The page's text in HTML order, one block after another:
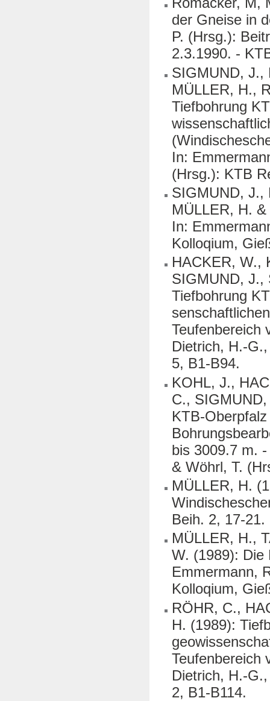
der Gneise in
P. (Hrsg.):
2.3.1990. -
SIGMUND, J.,
MÜLLER, H.,
Tiefbohrung
In:
(Hrsg.): KTB
SIGMUND, J.,
MÜLLER, H.
In:
Kolloqium,
HACKER, W.,
SIGMUND, J.,
Tiefbohrung
Teufenbereich
Dietrich, H.-
5, B1-B94.
KOHL, J.,
C.,
KTB-
bis 3009.7 m.
& Wöhrl, T.
MÜLLER, H.
Beih. 2, 17-21.
MÜLLER, H.,
W. (1989): Die
Emmermann,
Kolloqium,
RÖHR, C.,
H. (1989):
Teufenbereich
Dietrich, H.-
2, B1-B114.